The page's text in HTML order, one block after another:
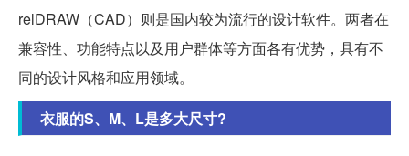
relDRAW（CAD）则是国内较为流行的设计软件。两者在
兼容性、功能特点以及用户群体等方面各有优势，具有不
同的设计风格和应用领域。
衣服的S、M、L是多大尺寸?